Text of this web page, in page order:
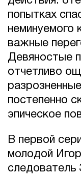
попытках
неминуемого
важные
Девяностые
отчетливо
постепенно
эпическое
В первой
молодой
следователь